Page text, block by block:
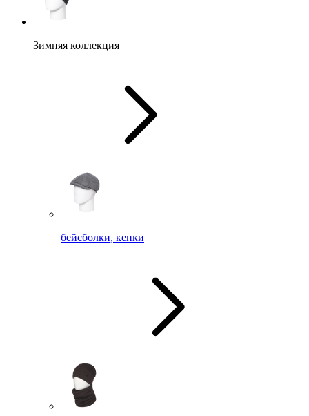
Зимняя коллекция
бейсболки, кепки